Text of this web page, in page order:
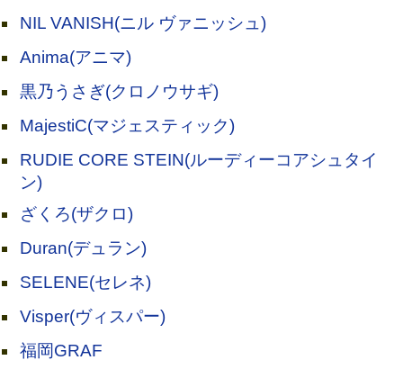
NIL VANISH(ニル ヴァニッシュ)
Anima(アニマ)
黒乃うさぎ(クロノウサギ)
MajestiC(マジェスティック)
RUDIE CORE STEIN(ルーディーコアシュタイ
ン)
ざくろ(ザクロ)
Duran(デュラン)
SELENE(セレネ)
Visper(ヴィスパー)
福岡GRAF